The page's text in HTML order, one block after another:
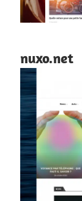
nuxo.net